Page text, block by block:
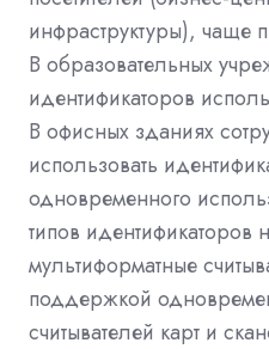
инфраструктуры), чаще
В образовательных
идентификаторов
В офисных зданиях
использовать
одновременного
типов идентификаторов
мультиформатные
поддержкой
считывателей карт и